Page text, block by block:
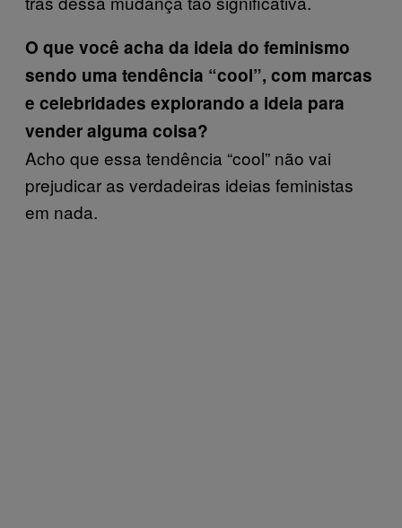
O que você acha da ideia do feminismo
sendo uma tendência “cool”, com marcas
e celebridades explorando a ideia para
vender alguma coisa?
Acho que essa tendência “cool” não vai
prejudicar as verdadeiras ideias feministas
em nada.